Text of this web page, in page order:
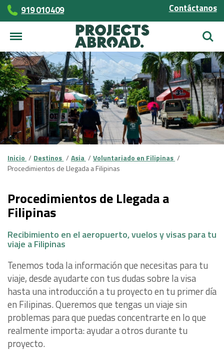
919 010 409 Contáctanos
Inicio Destinos Asia
Voluntariado en Filipinas
Procedimientos de Llegada a Filipinas
Procedimientos de Llegada a
Filipinas
Recibimiento en el aeropuerto, vuelos y visas para tu
viaje a Filipinas
Tenemos toda la información que necesitas para tu
viaje, desde ayudarte con tus dudas sobre la visa
hasta una introducción a tu proyecto en tu primer día
en Filipinas. Queremos que tengas un viaje sin
problemas para que puedas concentrarte en lo que
realmente importa: ayudar a otros durante tu
proyecto.